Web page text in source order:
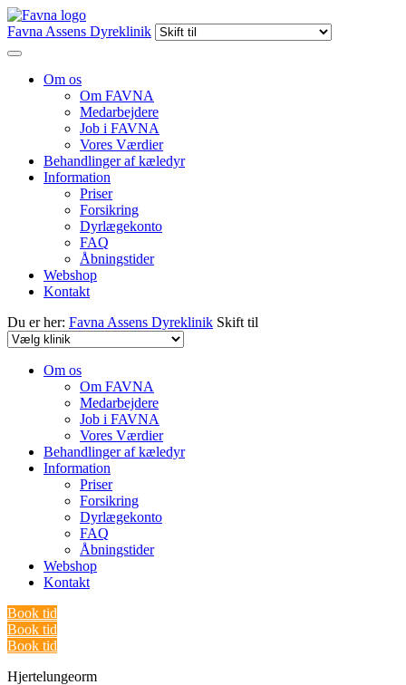
Favna Assens Dyreklinik
Om os
Om FAVNA
Medarbejdere
Job i FAVNA
Vores Værdier
Behandlinger af kæledyr
Information
Priser
Forsikring
Dyrlægekonto
FAQ
Åbningstider
Webshop
Kontakt
Du er her: Favna Assens Dyreklinik Skift til
Om os
Om FAVNA
Medarbejdere
Job i FAVNA
Vores Værdier
Behandlinger af kæledyr
Information
Priser
Forsikring
Dyrlægekonto
FAQ
Åbningstider
Webshop
Kontakt
Book tid
Book tid
Book tid
Hjertelungeorm